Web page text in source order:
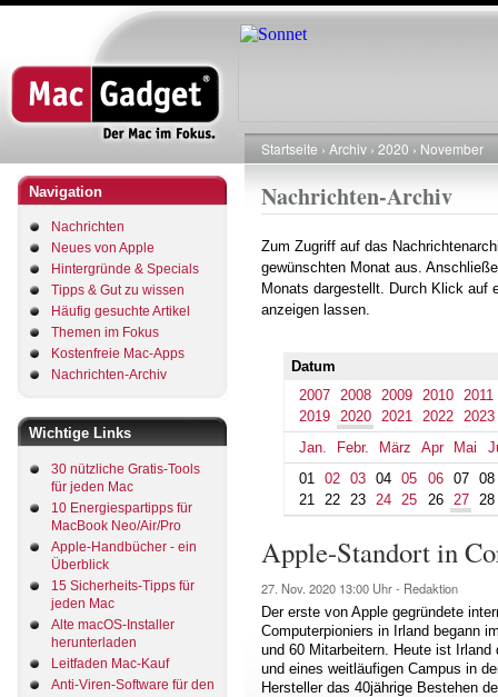
Direkt
zum
Navigation
Nachrichten
Neues von Apple
Hintergründe & Specials
Tipps & Gut zu wissen
Häufig gesuchte Artikel
Themen im Fokus
Kostenfreie Mac-Apps
Nachrichten-Archiv
Wichtige Links
30 nützliche Gratis-Tools
für jeden Mac
10 Energiespartipps für
MacBook Neo/Air/Pro
Apple-Handbücher - ein
Überblick
15 Sicherheits-Tipps für
jeden Mac
Alte macOS-Installer
herunterladen
Leitfaden Mac-Kauf
Anti-Viren-Software für den
Pfadnavigation
Startseite Archiv 2020 November
Nachrichten-Archiv
Zum Zugriff auf das
gewünschten Monat aus.
Monats dargestellt. Durch Klick auf
anzeigen lassen.
Datum
2007
2008 2009 2010
2011
2019
2020 2021 2022
2023
Jan.
Febr. März Apr Mai
01
02 03 04 05 06 07
08
21
22 23 24 25 26 27 28
Apple-Standort in
27. Nov. 2020 13:00 Uhr - Redaktion
Der erste von Apple gegründete
Computerpioniers in Irland begann
und 60 Mitarbeitern. Heute ist
und eines weitläufigen Campus in
Hersteller das 40jährige Bestehen